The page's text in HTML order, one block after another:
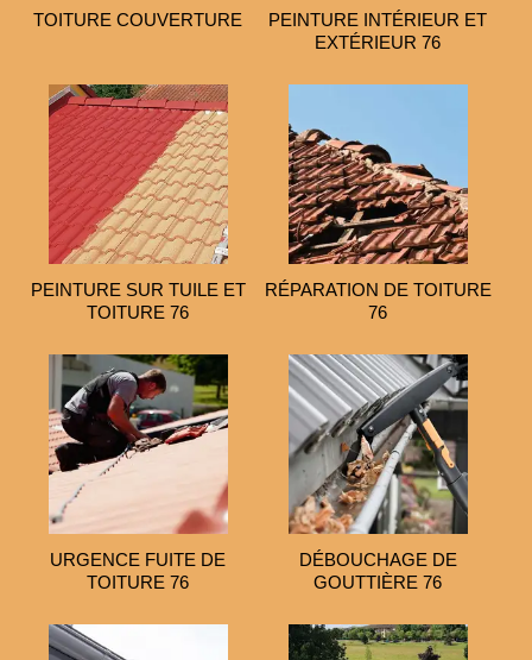
TOITURE COUVERTURE
PEINTURE INTÉRIEUR ET
EXTÉRIEUR 76
PEINTURE SUR TUILE ET
TOITURE 76
RÉPARATION DE TOITURE
76
URGENCE FUITE DE
TOITURE 76
DÉBOUCHAGE DE
GOUTTIÈRE 76